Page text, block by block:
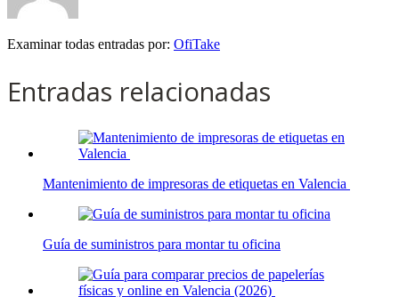
Examinar todas entradas por: OfiTake
Entradas relacionadas
Mantenimiento de impresoras de etiquetas en Valencia
Guía de suministros para montar tu oficina